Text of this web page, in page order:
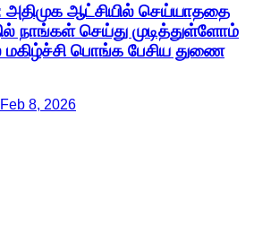
ஆட்சியில் செய்யாததை
நாங்கள் செய்து முடித்துள்ளோம்
மகிழ்ச்சி பொங்க பேசிய துணை
8, 2026